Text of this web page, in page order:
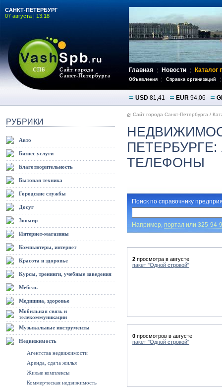
САНКТ-ПЕТЕРБУРГ
07 августа | 13:18
Главная Новости Каталог
Объявления Справка организаций
USD 81,41 EUR 94,06
РУБРИКИ
Авто
Бизнес услуги
Благотворительность
Бытовая техника
Городские службы
Досуг
Зоомир
Интернет-магазины
Компьютеры, интернет
Красота и здоровье
Курсы, тренинги, учебные заведения
Мебель
Медицина, здоровье
Мобильная связь и
телекоммуникации
Музыкальные инструменты
Недвижимость
Агентства недвижимости
Аренда, сдача жилья
Жилые комплексы
Коммерческая недвижимость
Сайт города Санкт-Петербурга /
ТЕЛЕФОНЫ
Поиск по справочнику
Например, порталили 325-94-
2 просмотра в августе
пакет "Одной строкой"
0 просмотров в августе
пакет "Одной строкой"